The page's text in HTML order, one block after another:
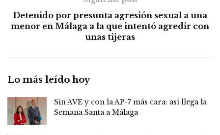
Detenido por presunta agresión sexual a una
menor en Málaga a la que intentó agredir con
unas tijeras
Lo más leído hoy
Sin AVE y con la AP-7 más cara: así llega la
Semana Santa a Málaga